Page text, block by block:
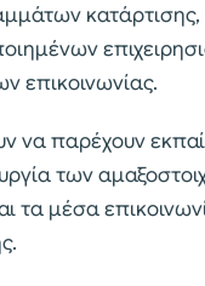
κατάρτισης,
επικοινωνίας.
να παρέχουν
των
τα μέσα